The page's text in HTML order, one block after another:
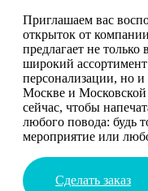
Приглашаем вас
открыток от
предлагает не только
широкий
персонализации, но
Москве и Московской
сейчас, чтобы
любого повода: будь
мероприятие или
Сделать заказ